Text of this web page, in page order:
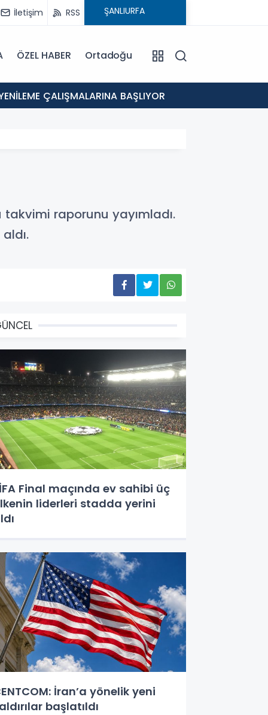
İletişim RSS
ÖZEL HABER Ortadoğu
ÇALIŞMALARINA BAŞLIYOR
takvimi raporunu yayımladı.
Final maçında ev sahibi üç
liderleri stadda yerini
İran’a yönelik yeni
başlatıldı